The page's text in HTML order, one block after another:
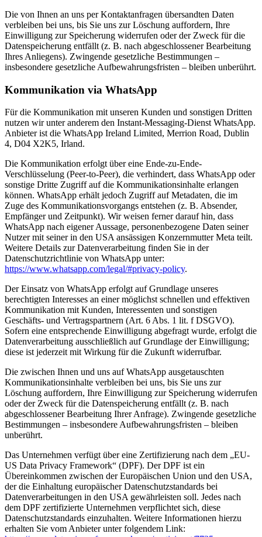
Die von Ihnen an uns per Kontaktanfragen übersandten Daten
verbleiben bei uns, bis Sie uns zur Löschung auffordern, Ihre
Einwilligung zur Speicherung widerrufen oder der Zweck für die
Datenspeicherung entfällt (z. B. nach abgeschlossener Bearbeitung
Ihres Anliegens). Zwingende gesetzliche Bestimmungen –
insbesondere gesetzliche Aufbewahrungsfristen – bleiben unberührt.
Kommunikation via WhatsApp
Für die Kommunikation mit unseren Kunden und sonstigen Dritten
nutzen wir unter anderem den Instant-Messaging-Dienst WhatsApp.
Anbieter ist die WhatsApp Ireland Limited, Merrion Road, Dublin
4, D04 X2K5, Irland.
Die Kommunikation erfolgt über eine Ende-zu-Ende-
Verschlüsselung (Peer-to-Peer), die verhindert, dass WhatsApp oder
sonstige Dritte Zugriff auf die Kommunikationsinhalte erlangen
können. WhatsApp erhält jedoch Zugriff auf Metadaten, die im
Zuge des Kommunikationsvorgangs entstehen (z. B. Absender,
Empfänger und Zeitpunkt). Wir weisen ferner darauf hin, dass
WhatsApp nach eigener Aussage, personenbezogene Daten seiner
Nutzer mit seiner in den USA ansässigen Konzernmutter Meta teilt.
Weitere Details zur Datenverarbeitung finden Sie in der
Datenschutzrichtlinie von WhatsApp unter:
https://www.whatsapp.com/legal/#privacy-policy.
Der Einsatz von WhatsApp erfolgt auf Grundlage unseres
berechtigten Interesses an einer möglichst schnellen und effektiven
Kommunikation mit Kunden, Interessenten und sonstigen
Geschäfts- und Vertragspartnern (Art. 6 Abs. 1 lit. f DSGVO).
Sofern eine entsprechende Einwilligung abgefragt wurde, erfolgt die
Datenverarbeitung ausschließlich auf Grundlage der Einwilligung;
diese ist jederzeit mit Wirkung für die Zukunft widerrufbar.
Die zwischen Ihnen und uns auf WhatsApp ausgetauschten
Kommunikationsinhalte verbleiben bei uns, bis Sie uns zur
Löschung auffordern, Ihre Einwilligung zur Speicherung widerrufen
oder der Zweck für die Datenspeicherung entfällt (z. B. nach
abgeschlossener Bearbeitung Ihrer Anfrage). Zwingende gesetzliche
Bestimmungen – insbesondere Aufbewahrungsfristen – bleiben
unberührt.
Das Unternehmen verfügt über eine Zertifizierung nach dem „EU-
US Data Privacy Framework“ (DPF). Der DPF ist ein
Übereinkommen zwischen der Europäischen Union und den USA,
der die Einhaltung europäischer Datenschutzstandards bei
Datenverarbeitungen in den USA gewährleisten soll. Jedes nach
dem DPF zertifizierte Unternehmen verpflichtet sich, diese
Datenschutzstandards einzuhalten. Weitere Informationen hierzu
erhalten Sie vom Anbieter unter folgendem Link: